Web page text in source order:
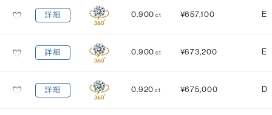
EXCELLENT
EXCELLENT
NONE
FAINT
詳細 0.900 ct ¥657,100 E
詳細 0.900 ct ¥673,200 E
詳細 0.920 ct ¥675,000 D